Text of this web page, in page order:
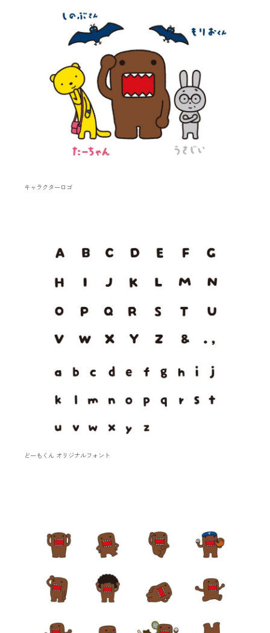
キャラクターロゴ
どーもくん オリジナルフォント